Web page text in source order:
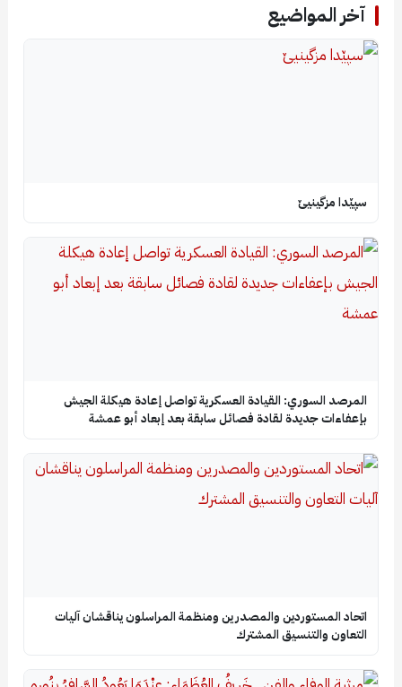
آخر المواضيع
سپێدا مزگینیێ
المرصد السوري: القيادة العسكرية تواصل إعادة هيكلة الجيش
بإعفاءات جديدة لقادة فصائل سابقة بعد إبعاد أبو عمشة
اتحاد المستوردين والمصدرين ومنظمة المراسلون يناقشان آليات
التعاون والتنسيق المشترك